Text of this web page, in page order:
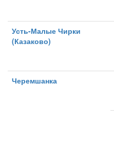
Усть-Малые Чирки
(Казаково)
Черемшанка